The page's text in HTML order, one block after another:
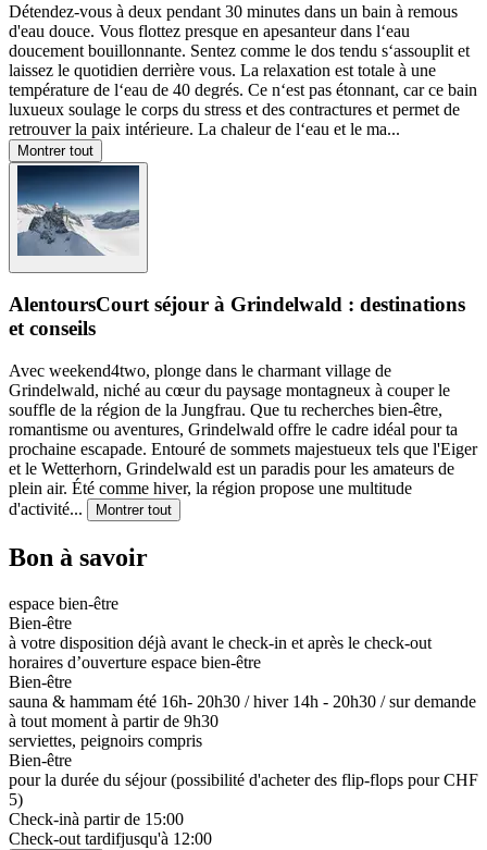
Détendez-vous à deux pendant 30 minutes dans un bain à remous
d'eau douce. Vous flottez presque en apesanteur dans l‘eau
doucement bouillonnante. Sentez comme le dos tendu s‘assouplit et
laissez le quotidien derrière vous. La relaxation est totale à une
température de l‘eau de 40 degrés. Ce n‘est pas étonnant, car ce bain
luxueux soulage le corps du stress et des contractures et permet de
retrouver la paix intérieure. La chaleur de l‘eau et le ma...
Montrer tout
AlentoursCourt séjour à Grindelwald : destinations
et conseils
Avec weekend4two, plonge dans le charmant village de
Grindelwald, niché au cœur du paysage montagneux à couper le
souffle de la région de la Jungfrau. Que tu recherches bien-être,
romantisme ou aventures, Grindelwald offre le cadre idéal pour ta
prochaine escapade. Entouré de sommets majestueux tels que l'Eiger
et le Wetterhorn, Grindelwald est un paradis pour les amateurs de
plein air. Été comme hiver, la région propose une multitude
d'activité... Montrer tout
Bon à savoir
espace bien-être
Bien-être
à votre disposition déjà avant le check-in et après le check-out
horaires d’ouverture espace bien-être
Bien-être
sauna & hammam été 16h- 20h30 / hiver 14h - 20h30 / sur demande
à tout moment à partir de 9h30
serviettes, peignoirs compris
Bien-être
pour la durée du séjour (possibilité d'acheter des flip-flops pour CHF
5)
Check-inà partir de 15:00
Check-out tardifjusqu'à 12:00